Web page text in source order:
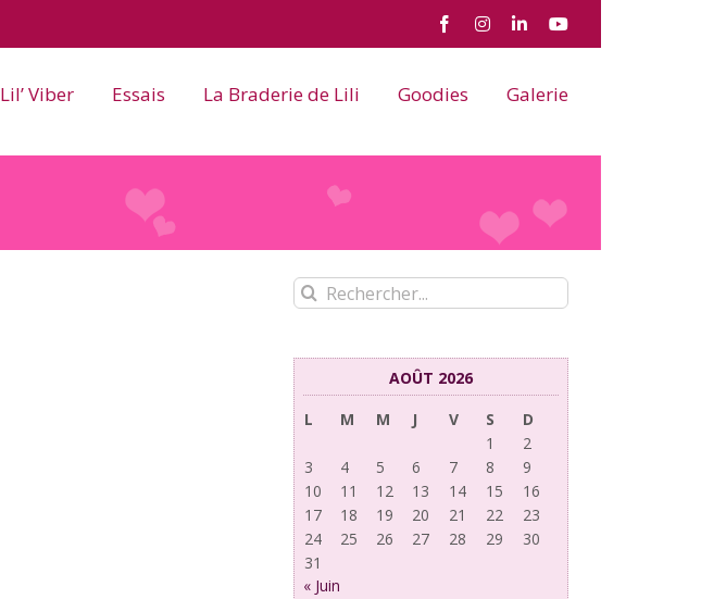
FacebookInstagram
LinkedInYouTube
Viber Essais La Braderie de Lili Goodies Galerie
Rechercher:
AOÛT 2026
L
M M J V S
D
1
2
3
4 5 6 7 8
9
10
11 12 13 14 15
16
17
18 19 20 21 22
23
24
25 26 27 28 29
30
31
« Juin